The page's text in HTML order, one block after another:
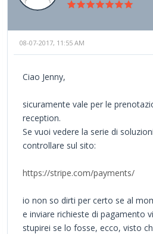
08-07-2017, 11:55 AM
Ciao Jenny,
sicuramente vale per le
reception.
Se vuoi vedere la serie di
controllare sul sito:
https://stripe.com/payments/
io non so dirti per certo se al
e inviare richieste di pagamento
stupirei se lo fosse, ecco, visto